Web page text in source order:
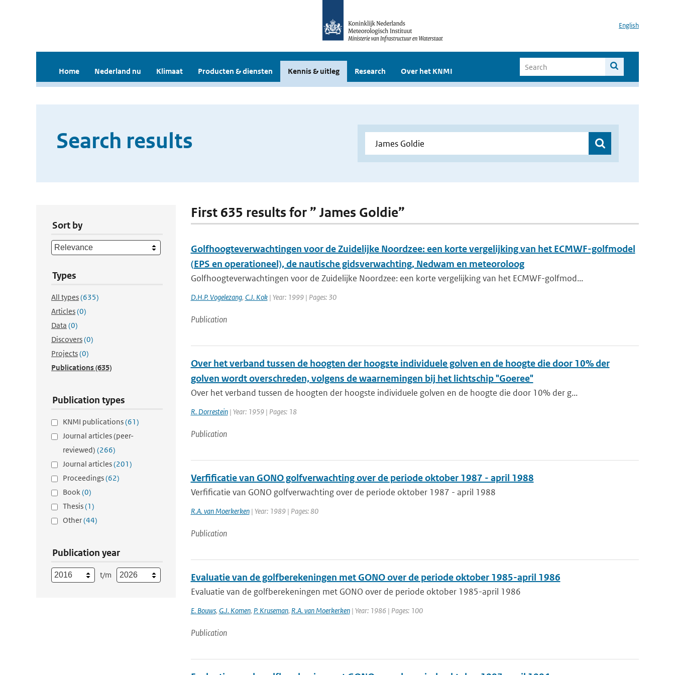
English
Home Nederland nu Klimaat Producten & diensten Kennis & uitleg Research Over het KNMI
Search results
Sort by
Types
All types(635)
Articles(0)
Data (0)
Discovers(0)
Projects(0)
Publications(635)
Publication types
KNMI publications(61)
Journal articles (peer-
reviewed) (266)
Journal articles(201)
Proceedings(62)
Book(0)
Thesis(1)
Other(44)
Publication year
t/m
First 635 results for ” James Goldie”
Golfhoogteverwachtingen voor de Zuidelijke Noordzee: een korte vergelijking van het ECMWF-golfmodel
(EPS en operationeel), de nautische gidsverwachting, Nedwam en meteoroloog
Golfhoogteverwachtingen voor de Zuidelijke Noordzee: een korte vergelijking van het ECMWF-golfmod...
D.H.P. Vogelezang, C.J. Kok| Year: 1999 | Pages: 30
Publication
Over het verband tussen de hoogten der hoogste individuele golven en de hoogte die door 10% der
golven wordt overschreden, volgens de waarnemingen bij het lichtschip "Goeree"
Over het verband tussen de hoogten der hoogste individuele golven en de hoogte die door 10% der g...
R. Dorrestein| Year: 1959 | Pages: 18
Publication
Verfificatie van GONO golfverwachting over de periode oktober 1987 - april 1988
Verfificatie van GONO golfverwachting over de periode oktober 1987 - april 1988
R.A. van Moerkerken| Year: 1989 | Pages: 80
Publication
Evaluatie van de golfberekeningen met GONO over de periode oktober 1985-april 1986
Evaluatie van de golfberekeningen met GONO over de periode oktober 1985-april 1986
E. Bouws, G.J. Komen, P. Kruseman, R.A. van Moerkerken| Year: 1986 | Pages: 100
Publication